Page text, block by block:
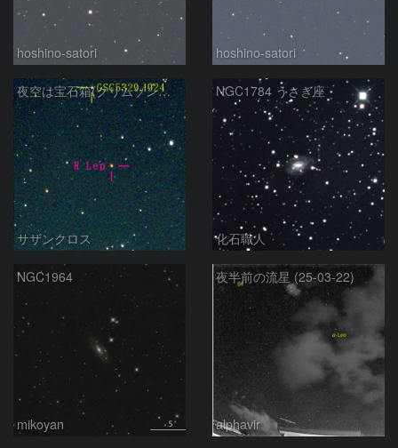
hoshino-satori hoshino-satori
夜空は宝石箱(クリムゾンスター) Seestar50
サザンクロス
NGC1784 うさぎ座
化石職人
NGC1964
mikoyan
夜半前の流星 (25-03-22)
alphavir